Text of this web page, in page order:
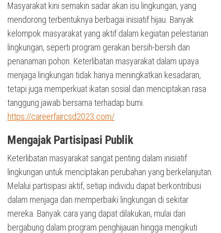
Masyarakat kini semakin sadar akan isu lingkungan, yang
mendorong terbentuknya berbagai inisiatif hijau. Banyak
kelompok masyarakat yang aktif dalam kegiatan pelestarian
lingkungan, seperti program gerakan bersih-bersih dan
penanaman pohon. Keterlibatan masyarakat dalam upaya
menjaga lingkungan tidak hanya meningkatkan kesadaran,
tetapi juga memperkuat ikatan sosial dan menciptakan rasa
tanggung jawab bersama terhadap bumi.
https://careerfaircsd2023.com/
Mengajak Partisipasi Publik
Keterlibatan masyarakat sangat penting dalam inisiatif
lingkungan untuk menciptakan perubahan yang berkelanjutan.
Melalui partisipasi aktif, setiap individu dapat berkontribusi
dalam menjaga dan memperbaiki lingkungan di sekitar
mereka. Banyak cara yang dapat dilakukan, mulai dari
bergabung dalam program penghijauan hingga mengikuti